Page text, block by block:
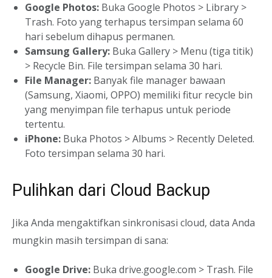
Google Photos: Buka Google Photos > Library >
Trash. Foto yang terhapus tersimpan selama 60
hari sebelum dihapus permanen.
Samsung Gallery: Buka Gallery > Menu (tiga titik)
> Recycle Bin. File tersimpan selama 30 hari.
File Manager: Banyak file manager bawaan
(Samsung, Xiaomi, OPPO) memiliki fitur recycle bin
yang menyimpan file terhapus untuk periode
tertentu.
iPhone: Buka Photos > Albums > Recently Deleted.
Foto tersimpan selama 30 hari.
Pulihkan dari Cloud Backup
Jika Anda mengaktifkan sinkronisasi cloud, data Anda
mungkin masih tersimpan di sana:
Google Drive: Buka drive.google.com > Trash. File